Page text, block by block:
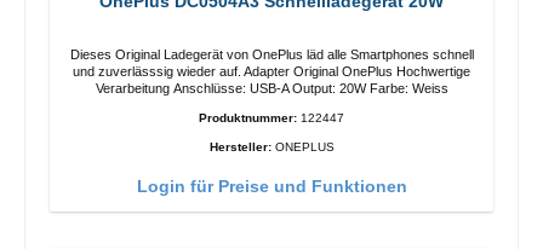
Dieses Original Ladegerät von OnePlus läd alle Smartphones schnell
und zuverlässsig wieder auf. Adapter Original OnePlus Hochwertige
Verarbeitung Anschlüsse: USB-A Output: 20W Farbe: Weiss
Produktnummer: 122447
Hersteller: ONEPLUS
Login für Preise und Funktionen